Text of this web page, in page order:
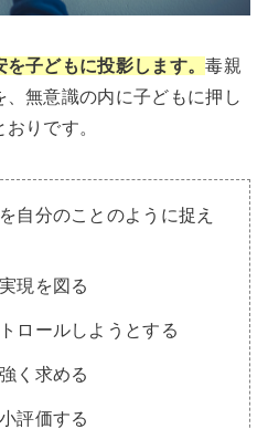
子どもに投影します。毒親
無意識の内に子どもに押し
りです。
自分のことのように捉え
現を図る
ロールしようとする
く求める
評価する